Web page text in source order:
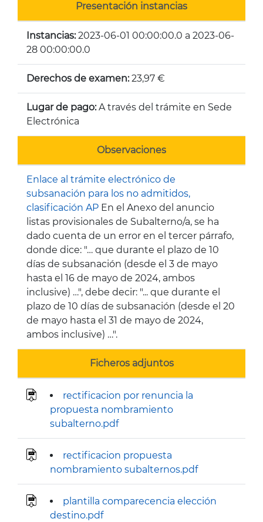
Presentación instancias
Instancias:2023-06-01 00:00:00.0 a 2023-06-
28 00:00:00.0
Derechos de examen:23,97 €
Lugar de pago:A través del trámite en Sede
Electrónica
Observaciones
Enlace al trámite electrónico de
subsanación para los no admitidos,
clasificación AP En el Anexo del anuncio
listas provisionales de Subalterno/a, se ha
dado cuenta de un error en el tercer párrafo,
donde dice: "… que durante el plazo de 10
días de subsanación (desde el 3 de mayo
hasta el 16 de mayo de 2024, ambos
inclusive) …", debe decir: "... que durante el
plazo de 10 días de subsanación (desde el 20
de mayo hasta el 31 de mayo de 2024,
ambos inclusive) …".
Ficheros adjuntos
rectificacion por renuncia la
propuesta nombramiento
subalterno.pdf
rectificacion propuesta
nombramiento subalternos.pdf
plantilla comparecencia elección
destino.pdf